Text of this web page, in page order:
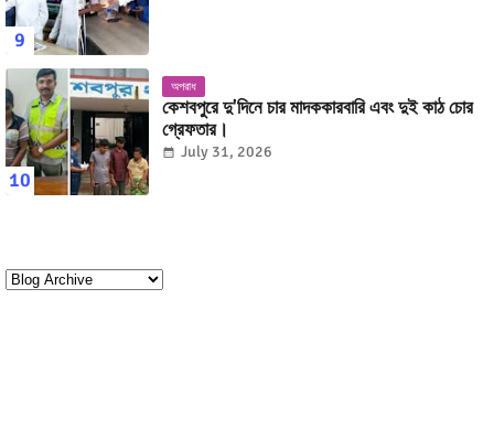
অপরাধ
কেশবপুরে দু'দিনে চার মাদককারবারি এবং দুই কাঠ চোর
গ্রেফতার।
July 31, 2026